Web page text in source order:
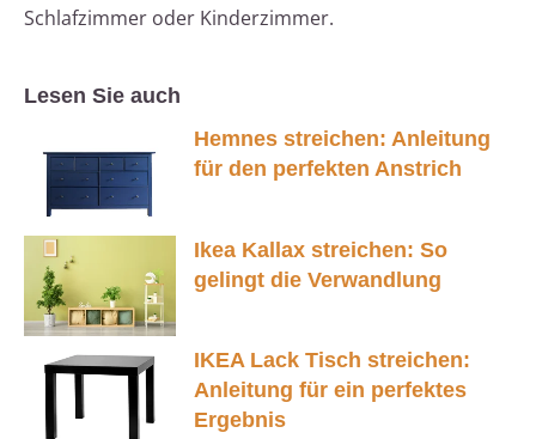
Schlafzimmer oder Kinderzimmer.
Lesen Sie auch
Hemnes streichen: Anleitung
für den perfekten Anstrich
Ikea Kallax streichen: So
gelingt die Verwandlung
IKEA Lack Tisch streichen:
Anleitung für ein perfektes
Ergebnis